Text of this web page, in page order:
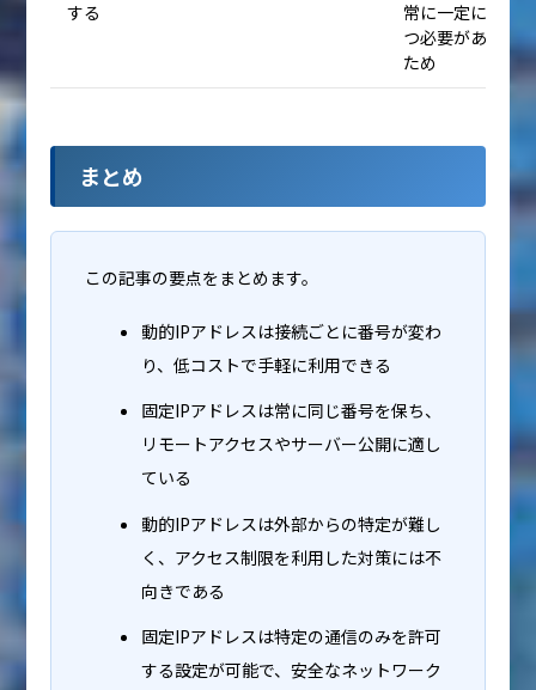
する
常に一定に保
つ必要がある
ため
まとめ
この記事の要点をまとめます。
動的IPアドレス は接続ごとに番号が変わ
り、低コストで手軽に利用できる
固定IPアドレスは常に同じ番号を保ち、
リモートアクセスやサーバー公開に適し
ている
動的IPアドレスは外部からの特定が難し
く、アクセス制限を利用した対策には不
向きである
固定IPアドレスは特定の通信のみを許可
する設定が可能で、安全なネットワーク